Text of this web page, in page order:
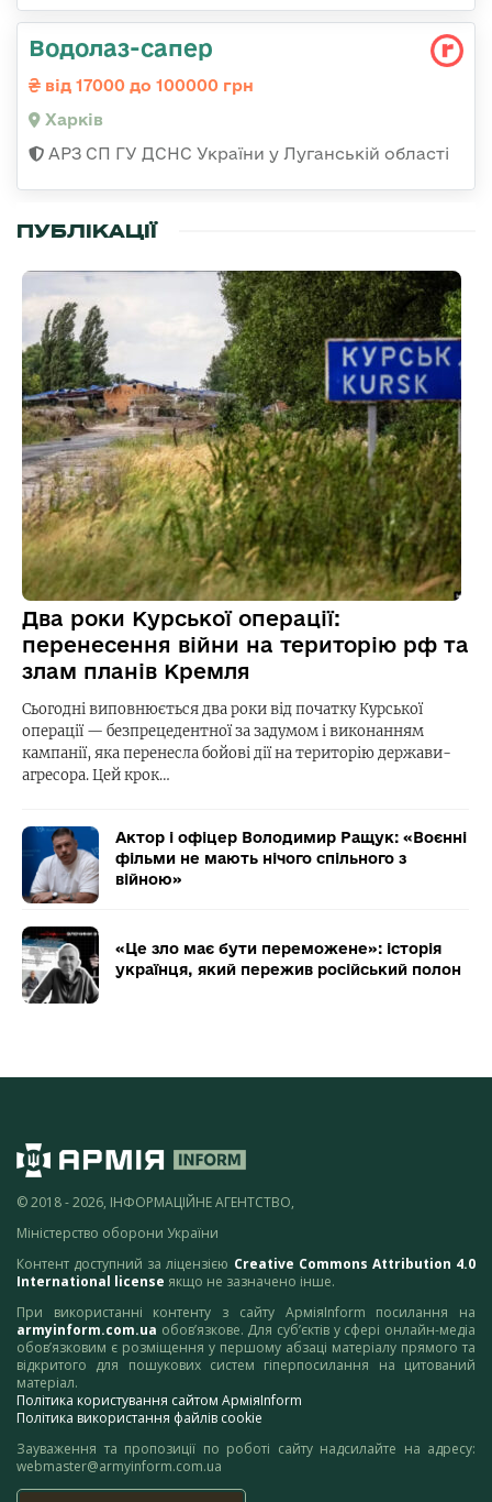
Водолаз-сапер
від 17000 до 100000 грн
Харків
АРЗ СП ГУ ДСНС України у Луганській області
ПУБЛІКАЦІЇ
Два роки Курської операції:
перенесення війни на територію рф та
злам планів Кремля
Сьогодні виповнюється два роки від початку Курської
операції — безпрецедентної за задумом і виконанням
кампанії, яка перенесла бойові дії на територію держави-
агресора. Цей крок…
Актор і офіцер Володимир Ращук: «Воєнні
фільми не мають нічого спільного з
війною»
«Це зло має бути переможене»: історія
українця, який пережив російський полон
© 2018 - 2026, ІНФОРМАЦІЙНЕ АГЕНТСТВО,
Міністерство оборони України
Контент доступний за ліцензією Creative Commons Attribution 4.0
International license якщо не зазначено інше.
При використанні контенту з сайту АрміяInform посилання на
armyinform.com.ua обов’язкове. Для суб’єктів у сфері онлайн-медіа
обов’язковим є розміщення у першому абзаці матеріалу прямого та
відкритого для пошукових систем гіперпосилання на цитований
матеріал.
Політика користування сайтом АрміяInform
Політика використання файлів cookie
Зауваження та пропозиції по роботі сайту надсилайте на адресу:
webmaster@armyinform.com.ua